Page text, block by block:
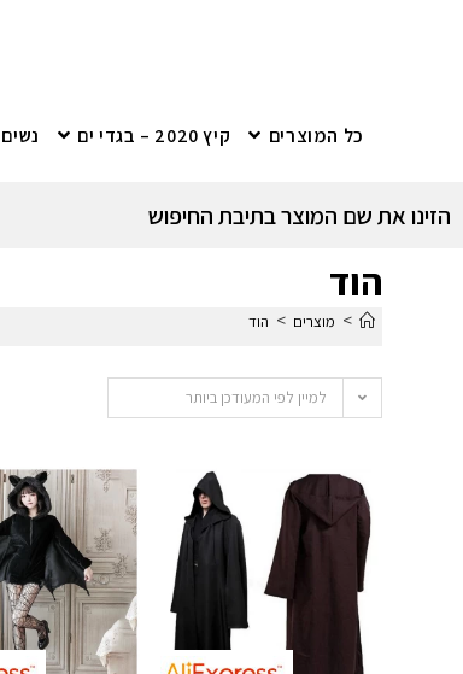
כל המוצרים קיץ 2020 – בגדי ים נשים
הזינו את שם המוצר בתיבת החיפוש
הוד
> מוצרים > הוד
למיין לפי המעודכן ביותר